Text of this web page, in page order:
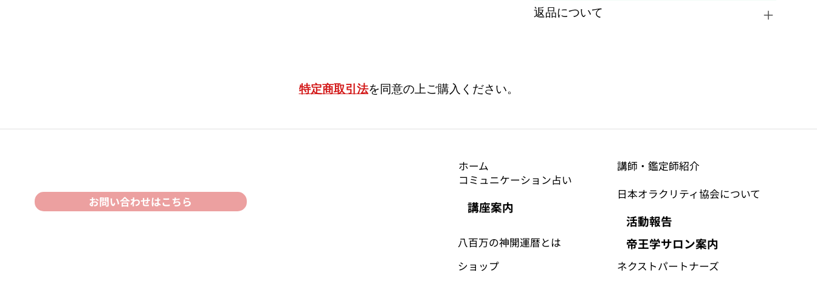
返品について
特定商取引法を同意の上ご購入ください。
お問い合わせはこちら
ホーム
講師・鑑定師紹介
コミュニケーション占い
講座案内
日本オラクリティ協会について
活動報告
帝王学サロン案内
八百万の神開運暦とは
​ショップ
​ネクストパートナーズ